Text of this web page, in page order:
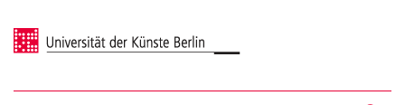
Universität der Künste Berlin